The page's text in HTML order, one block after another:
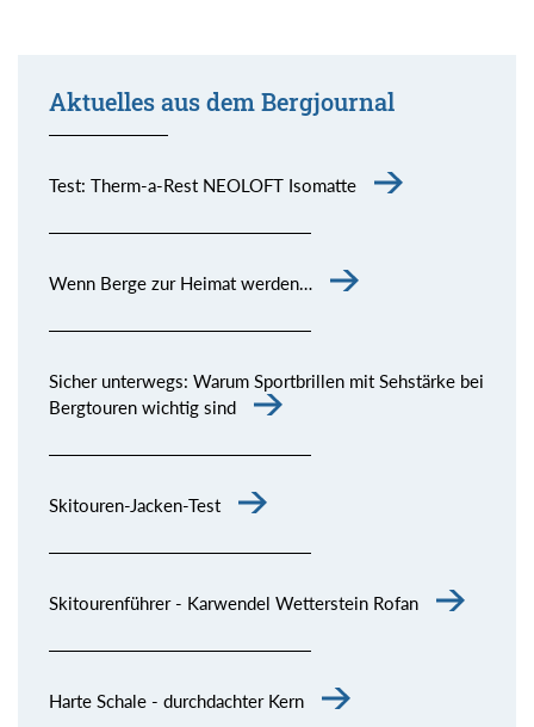
Aktuelles aus dem Bergjournal
Test: Therm-a-Rest NEOLOFT Isomatte
Wenn Berge zur Heimat werden…
Sicher unterwegs: Warum Sportbrillen mit Sehstärke bei
Bergtouren wichtig sind
Skitouren-Jacken-Test
Skitourenführer - Karwendel Wetterstein Rofan
Harte Schale - durchdachter Kern